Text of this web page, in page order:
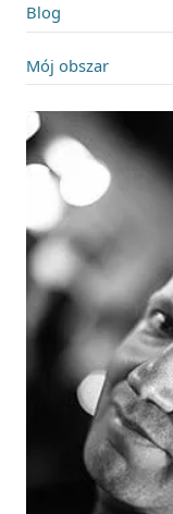
Blog
Mój obszar